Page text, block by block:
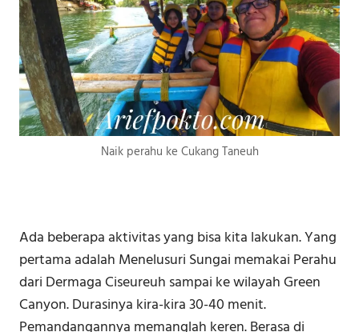
Naik perahu ke Cukang Taneuh
Ada beberapa aktivitas yang bisa kita lakukan. Yang
pertama adalah Menelusuri Sungai memakai Perahu
dari Dermaga Ciseureuh sampai ke wilayah Green
Canyon. Durasinya kira-kira 30-40 menit.